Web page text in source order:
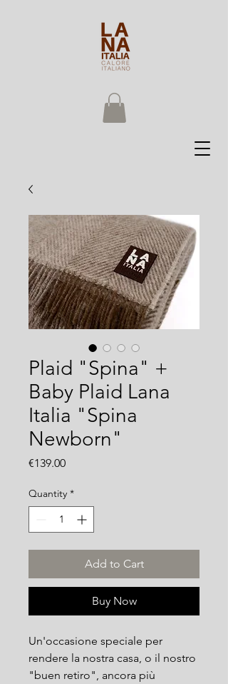
Plaid "Spina" +
Baby Plaid Lana
Italia "Spina
Newborn"
€139.00Price
Quantity *
Add to Cart
Buy Now
Un'occasione speciale per
rendere la nostra casa, o il nostro
"buen retiro", ancora più